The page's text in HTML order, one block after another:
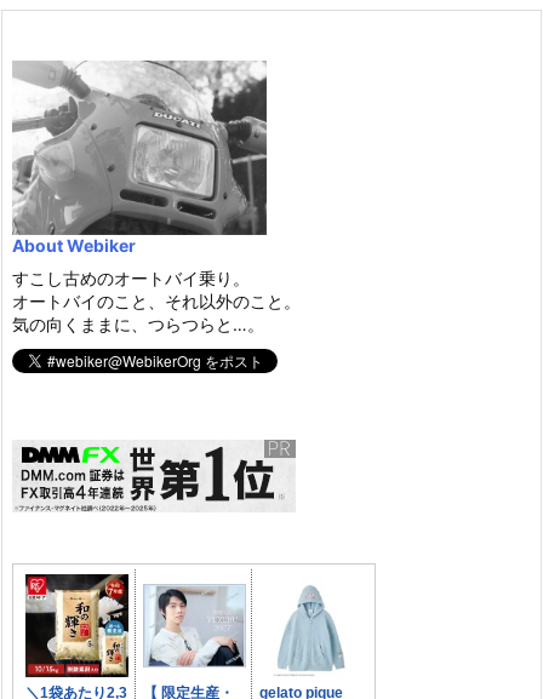
About Webiker
すこし古めのオートバイ乗り。
オートバイのこと、それ以外のこと。
気の向くままに、つらつらと…。